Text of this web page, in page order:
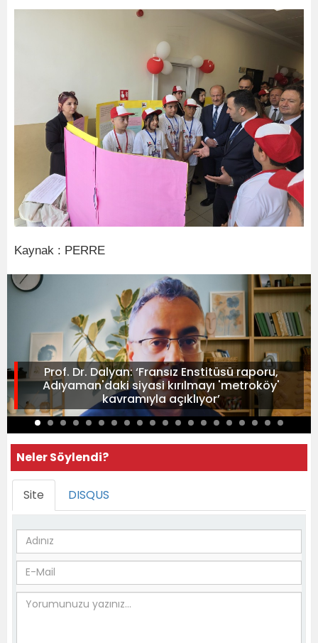
Kaynak : PERRE
Prof. Dr. Dalyan: ‘Fransız Enstitüsü raporu,
Adıyaman'daki siyasi kırılmayı 'metroköy'
kavramıyla açıklıyor’
Neler Söylendi?
Site DISQUS